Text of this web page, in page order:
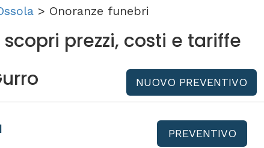
> Onoranze funebri
prezzi, costi e tariffe
NUOVO PREVENTIVO
PREVENTIVO